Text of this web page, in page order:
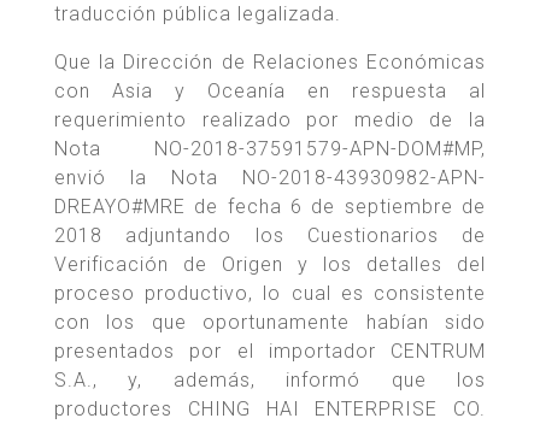
traducción pública legalizada.
Que la Dirección de Relaciones Económicas
con Asia y Oceanía en respuesta al
requerimiento realizado por medio de la
Nota NO-2018-37591579-APN-DOM#MP,
envió la Nota NO-2018-43930982-APN-
DREAYO#MRE de fecha 6 de septiembre de
2018 adjuntando los Cuestionarios de
Verificación de Origen y los detalles del
proceso productivo, lo cual es consistente
con los que oportunamente habían sido
presentados por el importador CENTRUM
S.A., y, además, informó que los
productores CHING HAI ENTERPRISE CO.